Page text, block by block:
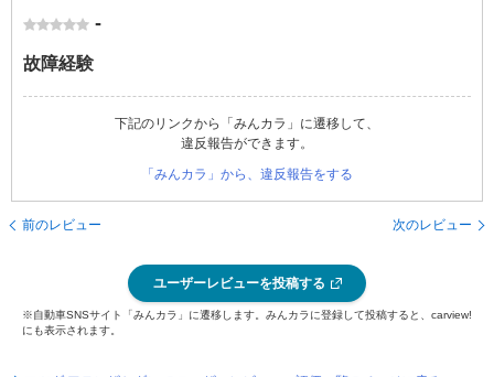
-
故障経験
下記のリンクから「みんカラ」に遷移して、
違反報告ができます。
「みんカラ」から、違反報告をする
前のレビュー 次のレビュー
ユーザーレビューを投稿する
※自動車SNSサイト「みんカラ」に遷移します。みんカラに登録して投稿すると、carview!
にも表示されます。